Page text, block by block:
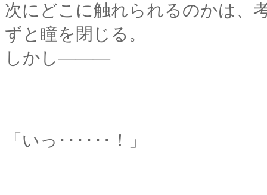
次にどこに触れられるのかは、
ずと瞳を閉じる。
しかし―――
「いっ･･････！」